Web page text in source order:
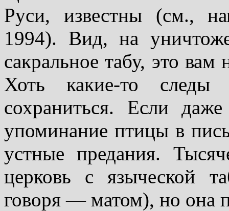
Руси, известны (см.,
1994). Вид, на
сакральное табу, это
Хоть какие-то следы
сохраниться. Если
упоминание птицы в
устные предания.
церковь с языческой
говоря — матом), но она